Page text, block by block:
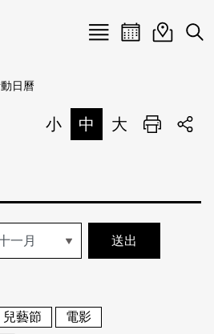
Menu
English
活動日曆活動地圖
展
日曆
小 中 大 列印
兒藝節
電影